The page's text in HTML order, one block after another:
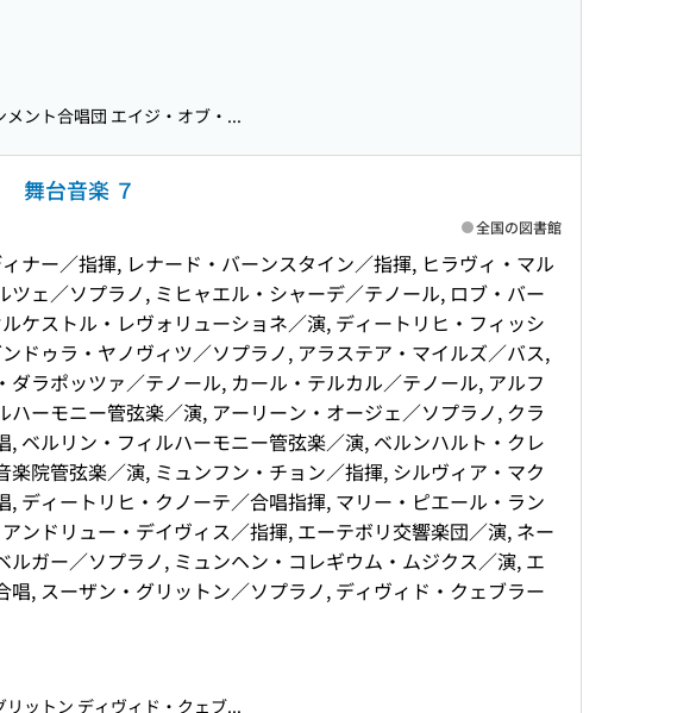
ント合唱団 エイジ・オブ・...
舞台音楽 ７
ナー／指揮, レナード・バーンスタイン／指揮, ヒラヴィ・マル
ェ／ソプラノ, ミヒャエル・シャーデ／テノール, ロブ・バー
ケストル・レヴォリューショネ／演, ディートリヒ・フィッシ
ドゥラ・ヤノヴィツ／ソプラノ, アラステア・マイルズ／バス,
ラポッツァ／テノール, カール・テルカル／テノール, アルフ
ーモニー管弦楽／演, アーリーン・オージェ／ソプラノ, クラ
ベルリン・フィルハーモニー管弦楽／演, ベルンハルト・クレ
院管弦楽／演, ミュンフン・チョン／指揮, シルヴィア・マク
ディートリヒ・クノーテ／合唱指揮, マリー・ピエール・ラン
ンドリュー・デイヴィス／指揮, エーテボリ交響楽団／演, ネー
ガー／ソプラノ, ミュンヘン・コレギウム・ムジクス／演, エ
唱, スーザン・グリットン／ソプラノ, ディヴィド・クェブラー
全国の図書館
ットン ディヴィド・クェブ...